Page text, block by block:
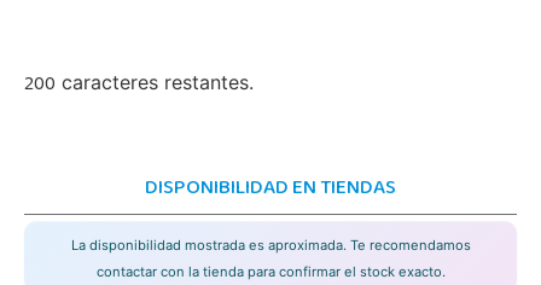
200 caracteres restantes.
DISPONIBILIDAD EN TIENDAS
La disponibilidad mostrada es aproximada. Te recomendamos
contactar con la tienda para confirmar el stock exacto.